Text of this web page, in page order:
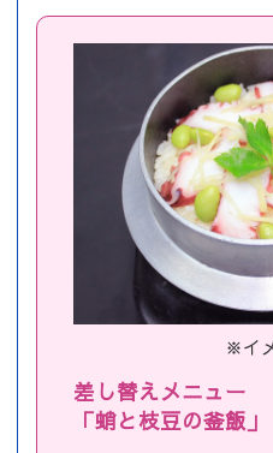
※イ
差し替えメニュー
「蛸と枝豆の釜飯」